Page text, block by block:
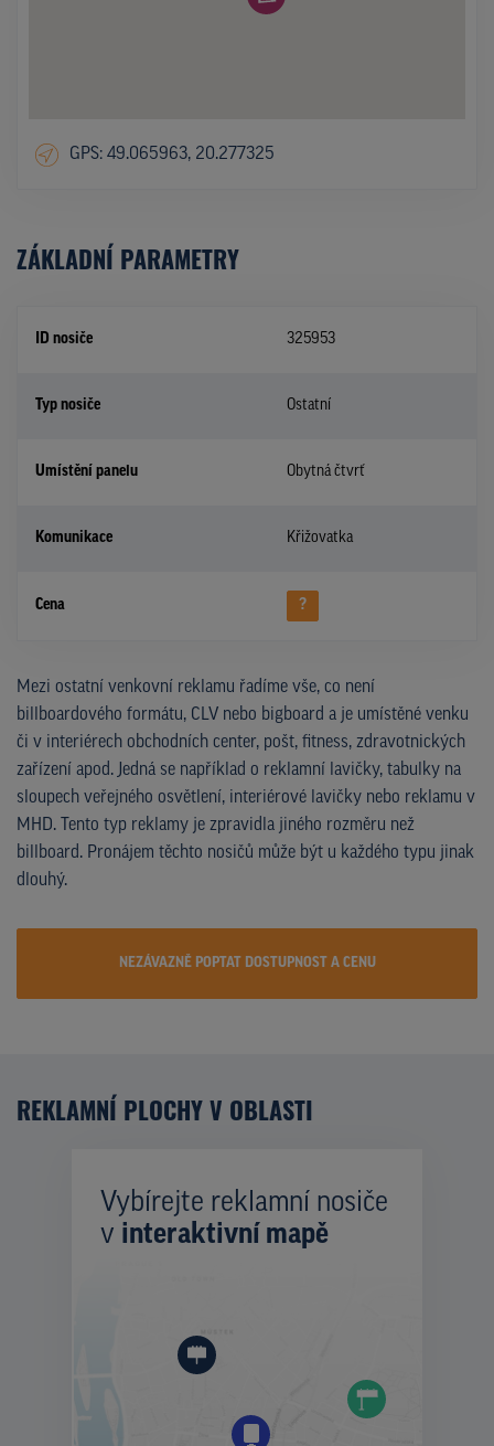
GPS: 49.065963, 20.277325
ZÁKLADNÍ PARAMETRY
ID nosiče 325953
Typ nosiče Ostatní
Umístění panelu Obytná čtvrť
Komunikace Křižovatka
Cena ?
Mezi ostatní venkovní reklamu řadíme vše, co není
billboardového formátu, CLV nebo bigboard a je umístěné venku
či v interiérech obchodních center, pošt, fitness, zdravotnických
zařízení apod. Jedná se například o reklamní lavičky, tabulky na
sloupech veřejného osvětlení, interiérové lavičky nebo reklamu v
MHD. Tento typ reklamy je zpravidla jiného rozměru než
billboard. Pronájem těchto nosičů může být u každého typu jinak
dlouhý.
NEZÁVAZNĚ POPTAT DOSTUPNOST A CENU
REKLAMNÍ PLOCHY V OBLASTI
Vybírejte reklamní nosiče
v interaktivní mapě